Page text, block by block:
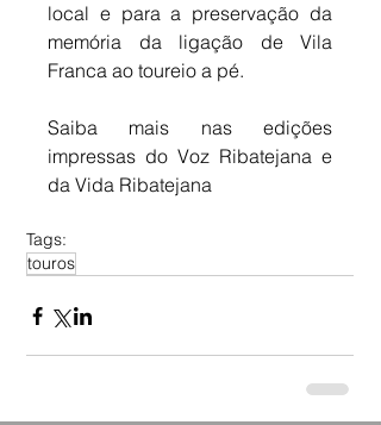
local e para a preservação da
memória da ligação de Vila
Franca ao toureio a pé.
Saiba mais nas edições
impressas do Voz Ribatejana e
da Vida Ribatejana
Tags:
touros